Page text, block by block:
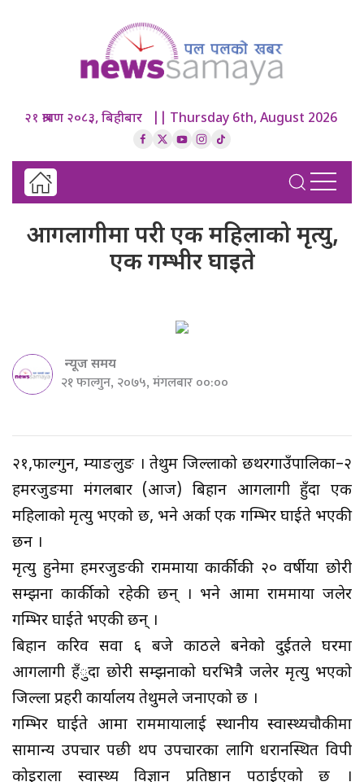
२१ श्रावण २०८३, बिहीबार || Thursday 6th, August 2026
आगलागीमा परी एक महिलाको मृत्यु,
एक गम्भीर घाइते
न्यूज समय
२१ फाल्गुन, २०७५, मंगलबार ००:००
२१,फाल्गुन, म्याङलुङ । तेह्रथुम जिल्लाको छथरगाउँपालिका–२
हमरजुङमा मंगलबार (आज) बिहान आगलागी हुँदा एक
महिलाको मृत्यु भएको छ, भने अर्का एक गम्भिर घाईते भएकी
छन ।
मृत्यु हुनेमा हमरजुङकी राममाया कार्कीकी २० वर्षीया छोरी
सम्झना कार्कीको रहेकी छन् । भने आमा राममाया जलेर
गम्भिर घाईते भएकी छन् ।
बिहान करिव सवा ६ बजे काठले बनेको दुईतले घरमा
आगलागी हँुदा छोरी सम्झनाको घरभित्रै जलेर मृत्यु भएको
जिल्ला प्रहरी कार्यालय तेह्रथुमले जनाएको छ ।
गम्भिर घाईते आमा राममायालाई स्थानीय स्वास्थ्यचौकीमा
सामान्य उपचार पछी थप उपचारका लागि धरानस्थित विपी
कोइराला स्वास्थ्य विज्ञान प्रतिष्ठान पठाईएको छ ।